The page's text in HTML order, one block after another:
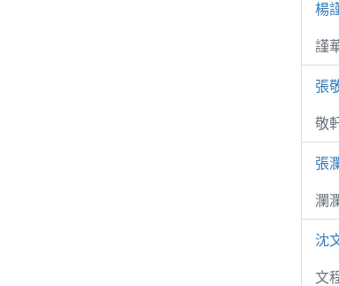
楊
謹
張
敬
張
瀾
沈
文